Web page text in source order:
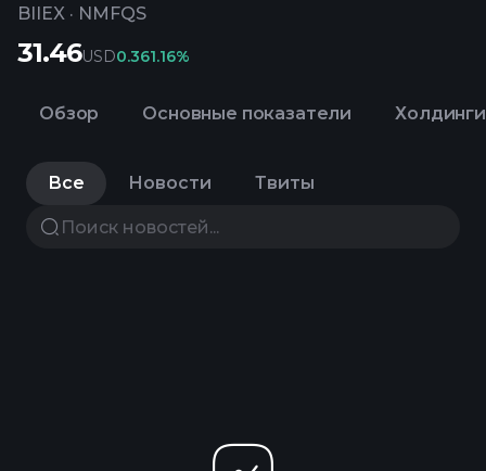
BIIEX · NMFQS
31.46USD0.361.16%
Обзор Основные показатели Холдинги
Все Новости Твиты